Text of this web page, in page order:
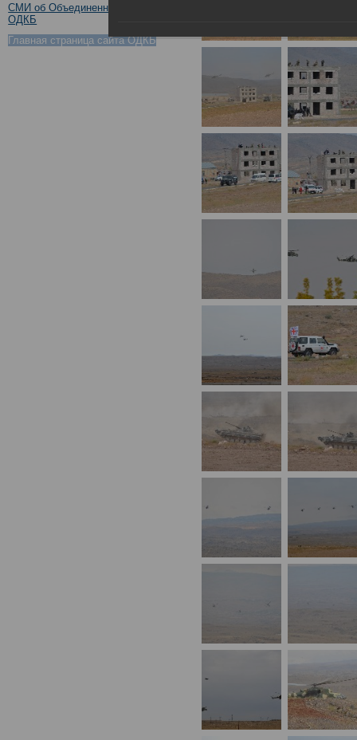
СМИ об Объединенном штабе
ОДКБ
Главная страница сайта ОДКБ